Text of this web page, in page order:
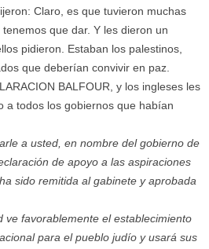
Claro, es que tuvieron muchas
que dar. Y les dieron un
pidieron. Estaban los palestinos,
que deberían convivir en paz.
BALFOUR, y los ingleses les
a todos los gobiernos que habían
a usted, en nombre del gobierno de
de apoyo a las aspiraciones
sido remitida al gabinete y aprobada
ve favorablemente el establecimiento
para el pueblo judío y usará sus